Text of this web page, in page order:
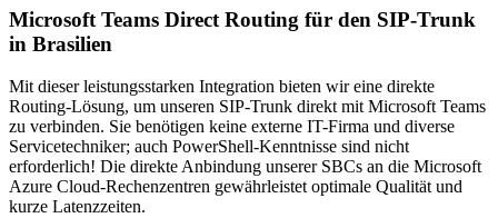
Microsoft Teams Direct Routing für den SIP-Trunk
in Brasilien
Mit dieser leistungsstarken Integration bieten wir eine direkte
Routing-Lösung, um unseren SIP-Trunk direkt mit Microsoft Teams
zu verbinden. Sie benötigen keine externe IT-Firma und diverse
Servicetechniker; auch PowerShell-Kenntnisse sind nicht
erforderlich! Die direkte Anbindung unserer SBCs an die Microsoft
Azure Cloud-Rechenzentren gewährleistet optimale Qualität und
kurze Latenzzeiten.